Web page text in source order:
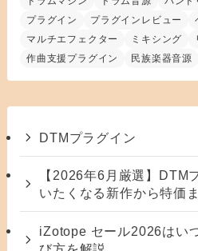
プラグイン
プラグインレビュー
マルチエフェクター
ミキシング
作曲支援プラグイン
民族楽器音源
DTMプラグイン
【2026年6月厳選】DTM
いたくなる新作から特価ま
iZotope セール2026はい